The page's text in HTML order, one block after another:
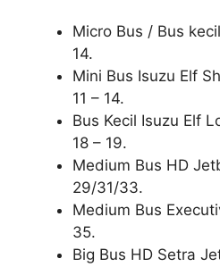
Micro Bus / Bus
14.
Mini Bus Isuzu Elf
11 – 14.
Bus Kecil Isuzu Elf
18 – 19.
Medium Bus HD
29/31/33.
Medium Bus
35.
Big Bus HD Setra